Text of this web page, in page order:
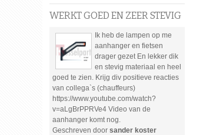
WERKT GOED EN ZEER STEVIG
Ik heb de lampen op me
aanhanger en fietsen
drager gezet En lekker dik
en stevig materiaal en heel
goed te zien. Krijg div positieve reacties
van collega`s (chauffeurs)
https://www.youtube.com/watch?
v=aLgBrPPRVe4 Video van de
aanhanger komt nog.
Geschreven door sander koster